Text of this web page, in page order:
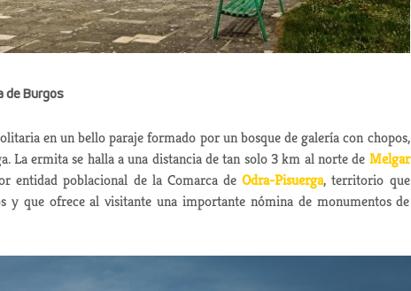
de Burgos
en un bello paraje formado por un bosque de galería con chopos,
La ermita se halla a una distancia de tan solo 3 km al norte de Melgar
entidad poblacional de la Comarca deOdra-Pisuerga, territorio que
y que ofrece al visitante una importante nómina de monumentos de